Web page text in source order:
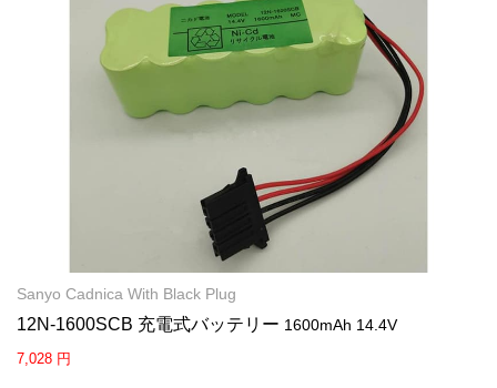
Sanyo Cadnica With Black Plug
12N-1600SCB 充電式バッテリー 1600mAh 14.4V
7,028 円